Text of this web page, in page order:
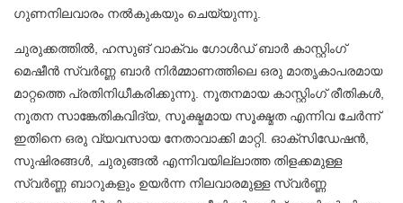
ഗുണനിലവാരം നൽകുകയും ചെയ്യുന്നു.
ചുരുക്കത്തിൽ, ഹസുങ് വാക്വം ഗോൾഡ് ബാർ കാസ്റ്റിംഗ്
മെഷീൻ സ്വർണ്ണ ബാർ നിർമ്മാണത്തിലെ ഒരു മാതൃകാപരമായ
മാറ്റത്തെ പ്രതിനിധീകരിക്കുന്നു. നൂതനമായ കാസ്റ്റിംഗ് രീതികൾ,
നൂതന സാങ്കേതികവിദ്യ, സൂക്ഷ്മമായ സൂക്ഷ്മത എന്നിവ ചേർന്ന്
ഇതിനെ ഒരു വ്യവസായ നേതാവാക്കി മാറ്റി. ഓക്‌സിഡേഷൻ,
സുഷിരങ്ങൾ, ചുരുങ്ങൽ എന്നിവയില്ലാത്ത തിളക്കമുള്ള
സ്വർണ്ണ ബാറുകളും ഉയർന്ന നിലവാരമുള്ള സ്വർണ്ണ